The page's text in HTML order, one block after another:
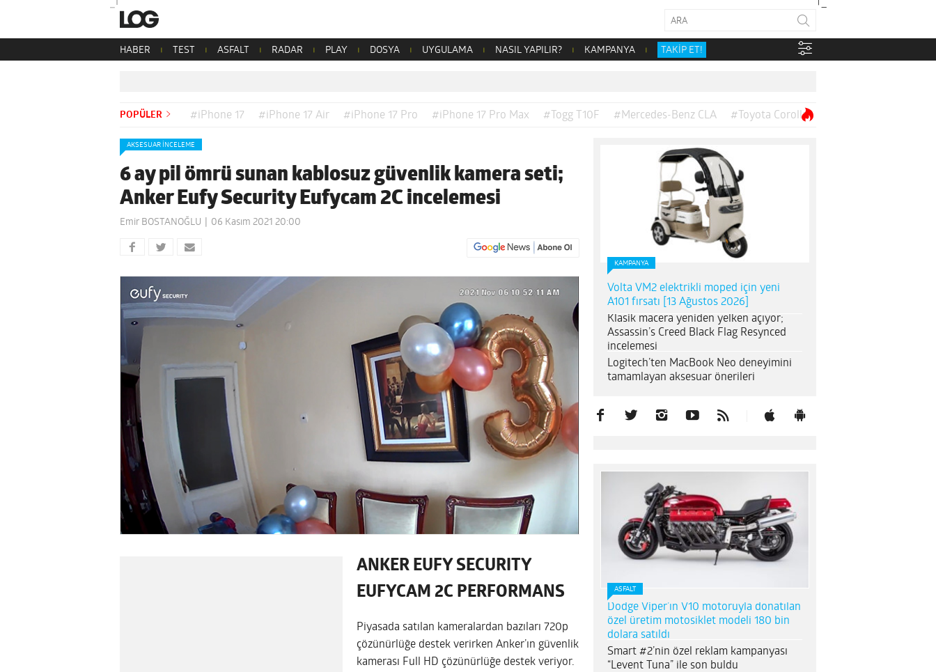
HABER TEST ASFALT RADAR PLAY DOSYA UYGULAMA NASIL YAPILIR? KAMPANYA TAKİP ET!
POPÜLER #iPhone 17 #iPhone 17 Air #iPhone 17 Pro #iPhone 17 Pro Max #Togg T10F #Mercedes-Benz CLA #Toyota Corolla
AKSESUAR İNCELEME
6 ay pil ömrü sunan kablosuz güvenlik kamera seti;
Anker Eufy Security Eufycam 2C incelemesi
Emir BOSTANOĞLU 06 Kasım 2021 20:00
ANKER EUFY SECURITY
EUFYCAM 2C PERFORMANS
Piyasada satılan kameralardan bazıları 720p
çözünürlüğe destek verirken Anker’ın güvenlik
kamerası Full HD çözünürlüğe destek veriyor.
KAMPANYA
Volta VM2 elektrikli moped için yeni
A101 fırsatı [13 Ağustos 2026]
Klasik macera yeniden yelken açıyor;
Assassin’s Creed Black Flag Resynced
incelemesi
Logitech’ten MacBook Neo deneyimini
tamamlayan aksesuar önerileri
ASFALT
Dodge Viper’ın V10 motoruyla donatılan
özel üretim motosiklet modeli 180 bin
dolara satıldı
Smart #2’nin özel reklam kampanyası
“Levent Tuna” ile son buldu